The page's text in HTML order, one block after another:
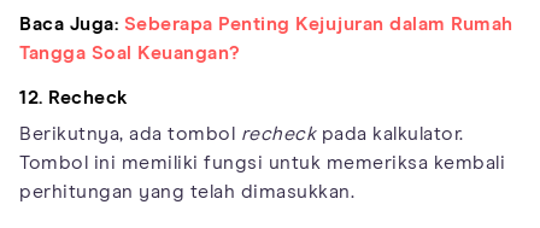
Baca Juga: Seberapa Penting Kejujuran dalam Rumah
Tangga Soal Keuangan?
12. Recheck
Berikutnya, ada tombol recheckpada kalkulator.
Tombol ini memiliki fungsi untuk memeriksa kembali
perhitungan yang telah dimasukkan.